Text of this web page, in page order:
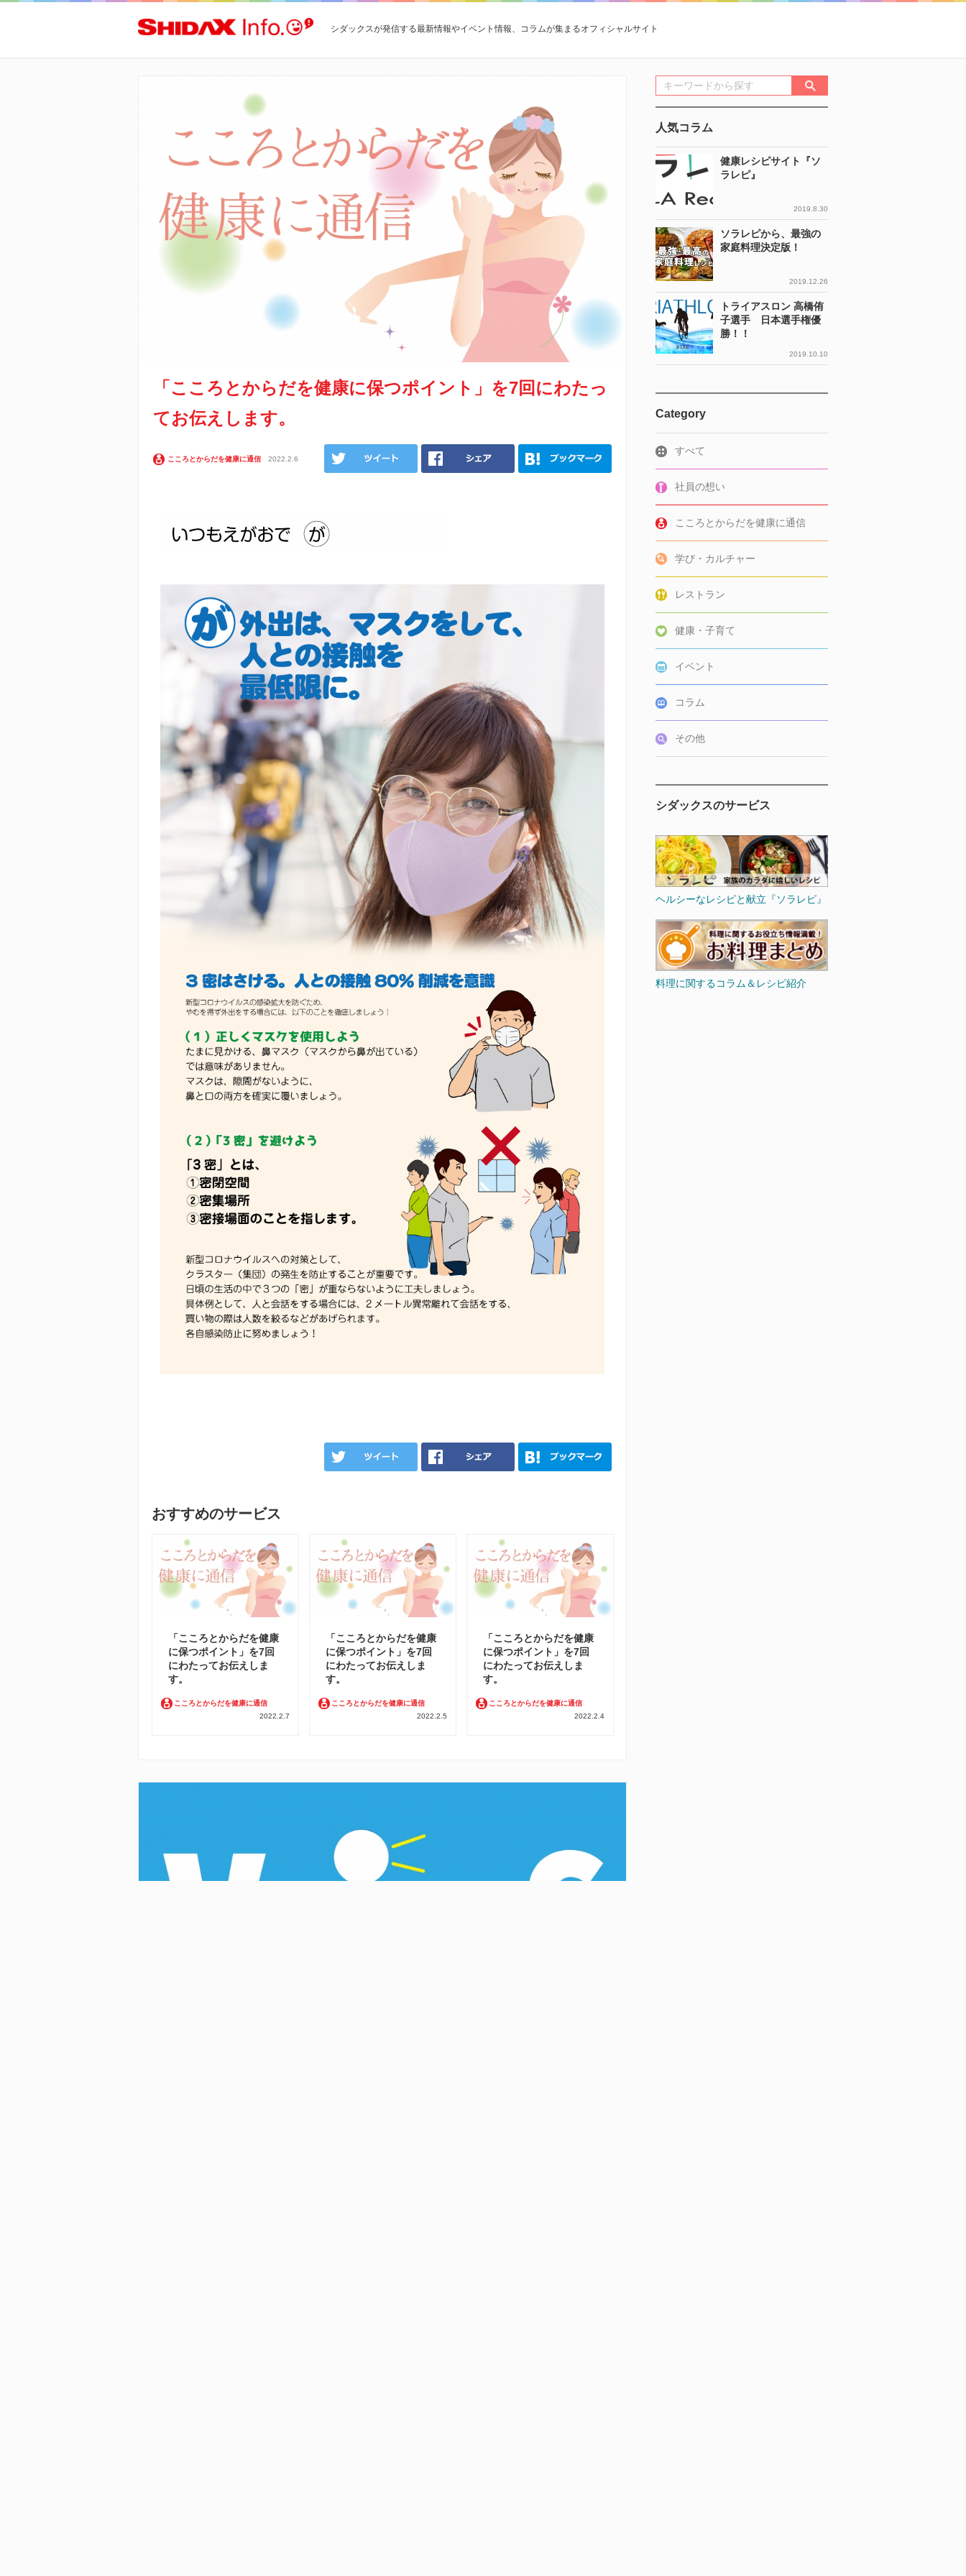
シダックスが発信する最新情報やイベント情報、コラムが集まるオフィシャルサイト
「こころとからだを健康に保つポイント」を7回にわたっ
てお伝えします。
こころとからだを健康に通信 2022.2.6
おすすめのサービス
「こころとからだを健康
に保つポイント」を7回
にわたってお伝えしま
す。
こころとからだを健康に通信
2022.2.7
「こころとからだを健康
に保つポイント」を7回
にわたってお伝えしま
す。
こころとからだを健康に通信
2022.2.5
「こころとからだを健康
に保つポイント」を7回
にわたってお伝えしま
す。
こころとからだを健康に通信
2022.2.4
人気コラム
健康レシピサイト『ソ
ラレピ』
2019.8.30
ソラレピから、最強の
家庭料理決定版！
2019.12.26
トライアスロン 高橋侑
子選手 日本選手権優
勝！！
2019.10.10
Category
すべて
社員の想い
こころとからだを健康に通信
学び・カルチャー
レストラン
健康・子育て
イベント
コラム
その他
シダックスのサービス
ヘルシーなレシピと献立『ソラレピ』
料理に関するコラム＆レシピ紹介